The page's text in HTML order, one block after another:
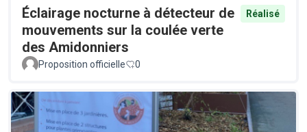
Éclairage nocturne à détecteur de
mouvements sur la coulée verte
des Amidonniers
Réalisé
Proposition officielle 0